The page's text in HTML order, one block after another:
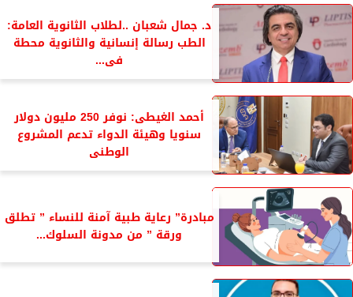
د. جمال شعبان ..لطلاب الثانوية العامة:
الطب رسالة إنسانية والثانوية محطة
فى...
أحمد الغيطى: نوفر 250 مليون دولار
سنويا وهيئة الدواء تدعم المشروع
الوطنى
مبادرة” رعاية طبية آمنة للنساء ” تطلق
ورقة ” من مدونة السلوك...